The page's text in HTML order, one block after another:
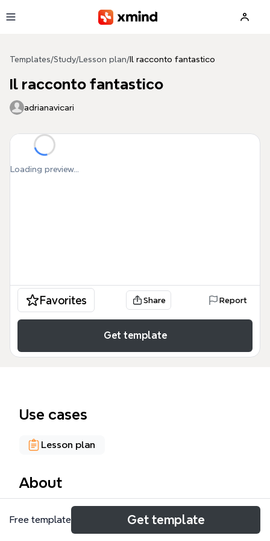
Templates/Study/ Lesson plan/ Il racconto fantastico
Il racconto fantastico
adrianavicari
Loading preview...
Favorites Share Report
Get template
Use cases
Lesson plan
About
Il racconto fantastico è un template didattico per
insegnanti di scuola primaria e secondaria,
Free template Get template